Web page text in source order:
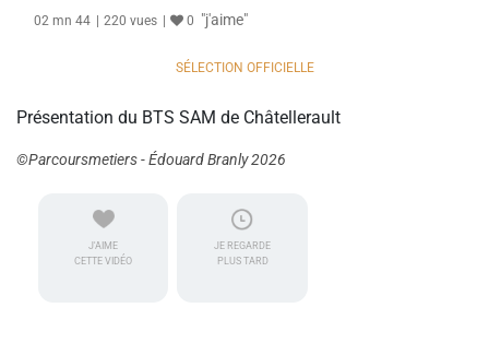
02 mn 44 220 vues 0 "j'aime"
SÉLECTION OFFICIELLE
Présentation du BTS SAM de Châtellerault
©Parcoursmetiers - Édouard Branly 2026
J'AIME
CETTE VIDÉO
JE REGARDE
PLUS TARD